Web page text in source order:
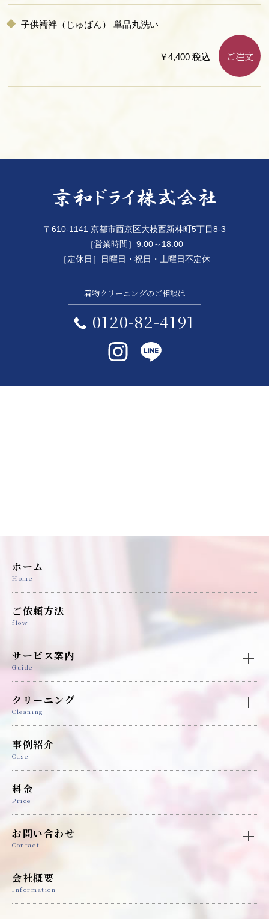
子供襦袢（じゅばん） 単品丸洗い
￥4,400 税込 ご注文
〒610-1141 京都市西京区大枝西新林町5丁目8-3
［営業時間］9:00～18:00
［定休日］日曜日・祝日・土曜日不定休
着物クリーニングのご相談は
0120-82-4191
ホーム
Home
ご依頼方法
flow
サービス案内
Guide
クリーニング
Cleaning
事例紹介
Case
料金
Price
お問い合わせ
Contact
会社概要
Information